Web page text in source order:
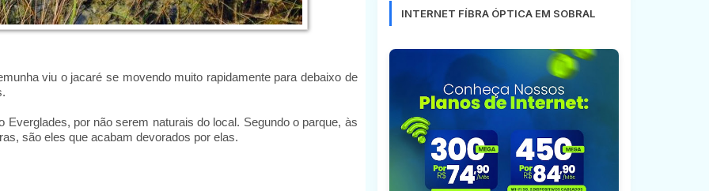
viu o jacaré se movendo muito rapidamente para debaixo de
por não serem naturais do local. Segundo o parque, às
são eles que acabam devorados por elas.
INTERNET FÍBRA ÓPTICA EM SOBRAL